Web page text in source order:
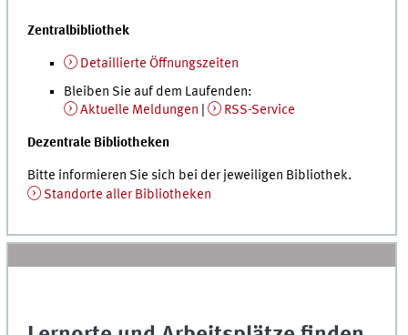
Zentralbibliothek
Detaillierte Öffnungszeiten
Bleiben Sie auf dem Laufenden:
Aktuelle Meldungen
RSS-Service
Dezentrale Bibliotheken
Bitte informieren Sie sich bei der jeweiligen Bibliothek.
Standorte aller Bibliotheken